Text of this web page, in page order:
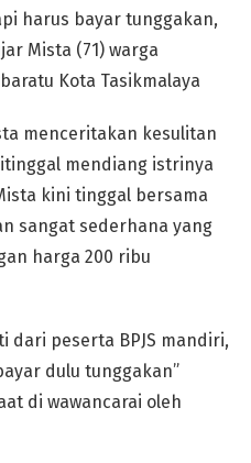
harus bayar tunggakan,
Mista (71) warga
Kota Tasikmalaya
menceritakan kesulitan
mendiang istrinya
kini tinggal bersama
sangat sederhana yang
harga 200 ribu
dari peserta BPJS mandiri,
dulu tunggakan”
di wawancarai oleh